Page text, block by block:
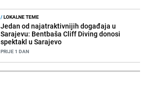
/LOKALNE TEME
Jedan od najatraktivnijih događaja u
Sarajevu: Bentbaša Cliff Diving donosi
spektakl u Sarajevo
PRIJE 1 DAN